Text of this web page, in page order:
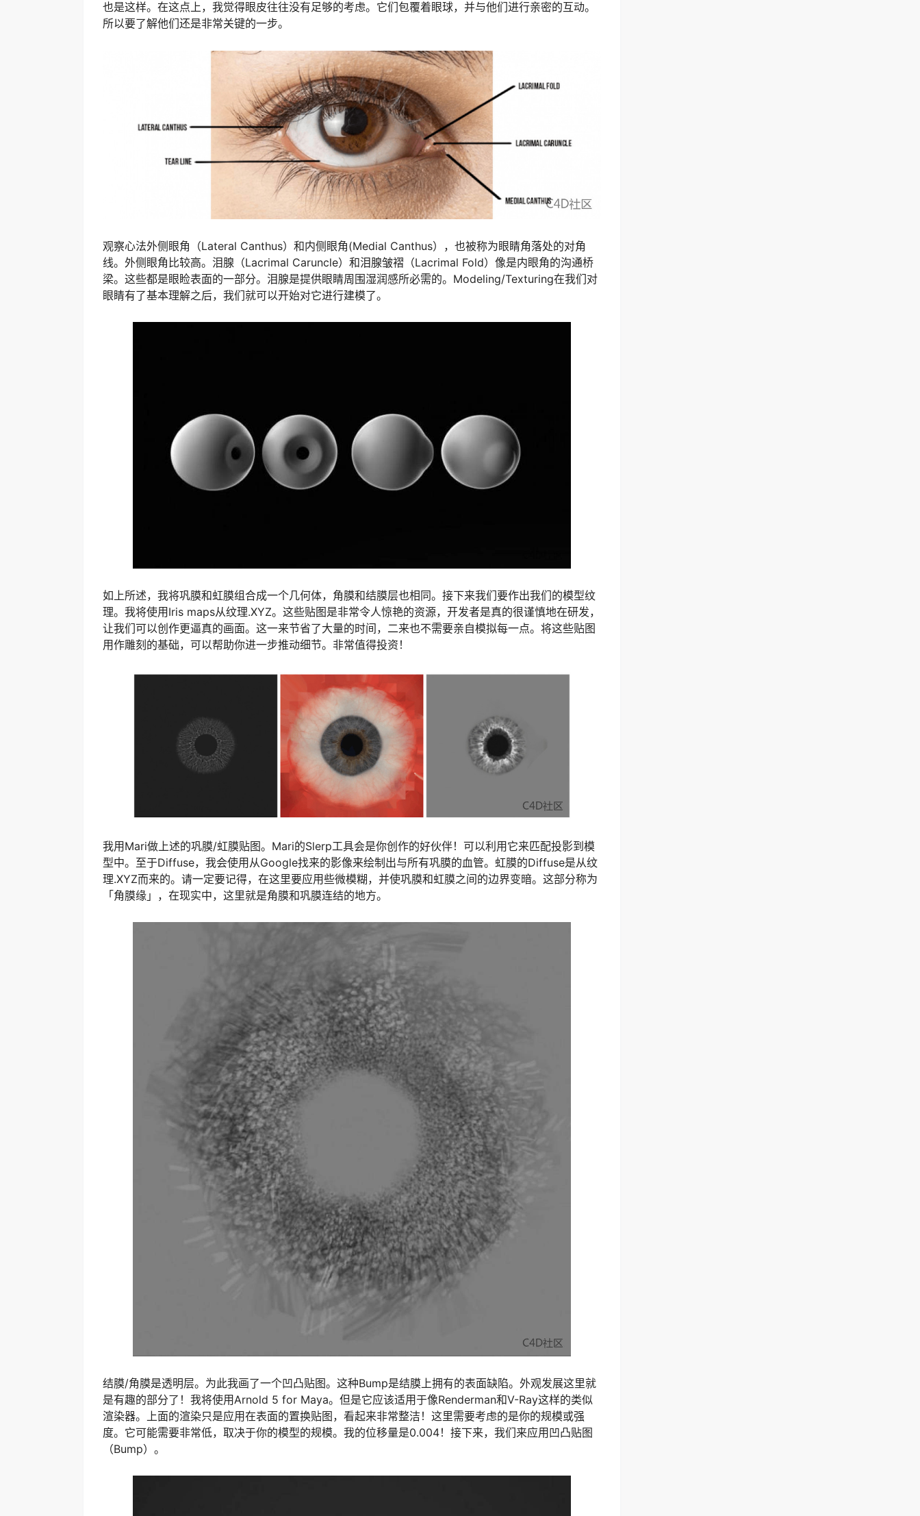
也是这样。在这点上，我觉得眼皮往往没有足够的考虑。它们包覆着眼球，并与他们进行亲密的互动。
所以要了解他们还是非常关键的一步。
观察心法外侧眼角（Lateral Canthus）和内侧眼角(Medial Canthus），也被称为眼睛角落处的对角
线。外侧眼角比较高。泪腺（Lacrimal Caruncle）和泪腺皱褶（Lacrimal Fold）像是内眼角的沟通桥
梁。这些都是眼睑表面的一部分。泪腺是提供眼睛周围湿润感所必需的。Modeling/Texturing在我们对
眼睛有了基本理解之后，我们就可以开始对它进行建模了。
如上所述，我将巩膜和虹膜组合成一个几何体，角膜和结膜层也相同。接下来我们要作出我们的模型纹
理。我将使用Iris maps从纹理.XYZ。这些贴图是非常令人惊艳的资源，开发者是真的很谨慎地在研发，
让我们可以创作更逼真的画面。这一来节省了大量的时间，二来也不需要亲自模拟每一点。将这些贴图
用作雕刻的基础，可以帮助你进一步推动细节。非常值得投资！
我用Mari做上述的巩膜/虹膜贴图。Mari的Slerp工具会是你创作的好伙伴！可以利用它来匹配投影到模
型中。至于Diffuse，我会使用从Google找来的影像来绘制出与所有巩膜的血管。虹膜的Diffuse是从纹
理.XYZ而来的。请一定要记得，在这里要应用些微模糊，并使巩膜和虹膜之间的边界变暗。这部分称为
「角膜缘」，在现实中，这里就是角膜和巩膜连结的地方。
结膜/角膜是透明层。为此我画了一个凹凸贴图。这种Bump是结膜上拥有的表面缺陷。外观发展这里就
是有趣的部分了！我将使用Arnold 5 for Maya。但是它应该适用于像Renderman和V-Ray这样的类似
渲染器。上面的渲染只是应用在表面的置换贴图，看起来非常整洁！这里需要考虑的是你的规模或强
度。它可能需要非常低，取决于你的模型的规模。我的位移量是0.004！接下来，我们来应用凹凸贴图
（Bump）。